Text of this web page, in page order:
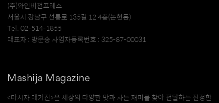
(주)와인비전프레스
서울시 강남구 선릉로 135길 12 4층(논현동)
Tel. 02-514-1855
대표자 : 방문송 사업자등록번호 : 325-87-00031
Mashija Magazine
<마시자 매거진>은 세상의 다양한 맛과 사는 재미를 찾아 전달하는 진정한